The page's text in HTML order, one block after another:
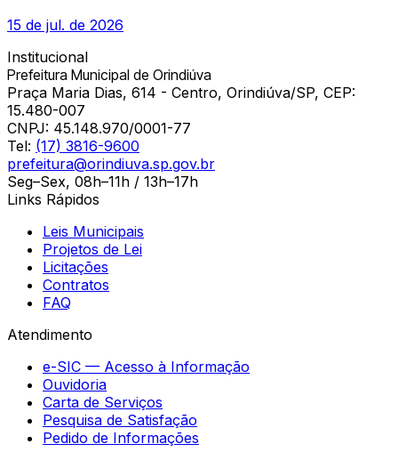
15 de jul. de 2026
Institucional
Prefeitura Municipal de Orindiúva
Praça Maria Dias, 614 - Centro, Orindiúva/SP, CEP:
15.480-007
CNPJ: 45.148.970/0001-77
Tel: (17) 3816-9600
prefeitura@orindiuva.sp.gov.br
Seg–Sex, 08h–11h / 13h–17h
Links Rápidos
Leis Municipais
Projetos de Lei
Licitações
Contratos
FAQ
Atendimento
e-SIC — Acesso à Informação
Ouvidoria
Carta de Serviços
Pesquisa de Satisfação
Pedido de Informações